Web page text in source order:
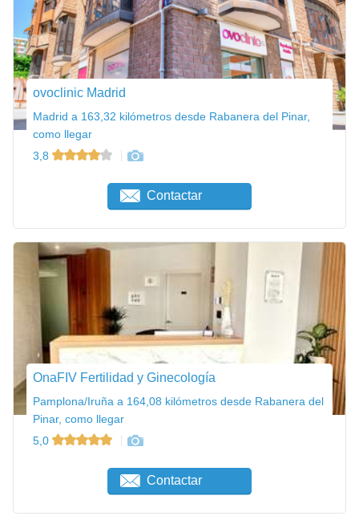
ovoclinic Madrid
Madrid a 163,32 kilómetros desde Rabanera del Pinar,
como llegar
3,8
Contactar
OnaFIV Fertilidad y Ginecología
Pamplona/Iruña a 164,08 kilómetros desde Rabanera del
Pinar, como llegar
5,0
Contactar